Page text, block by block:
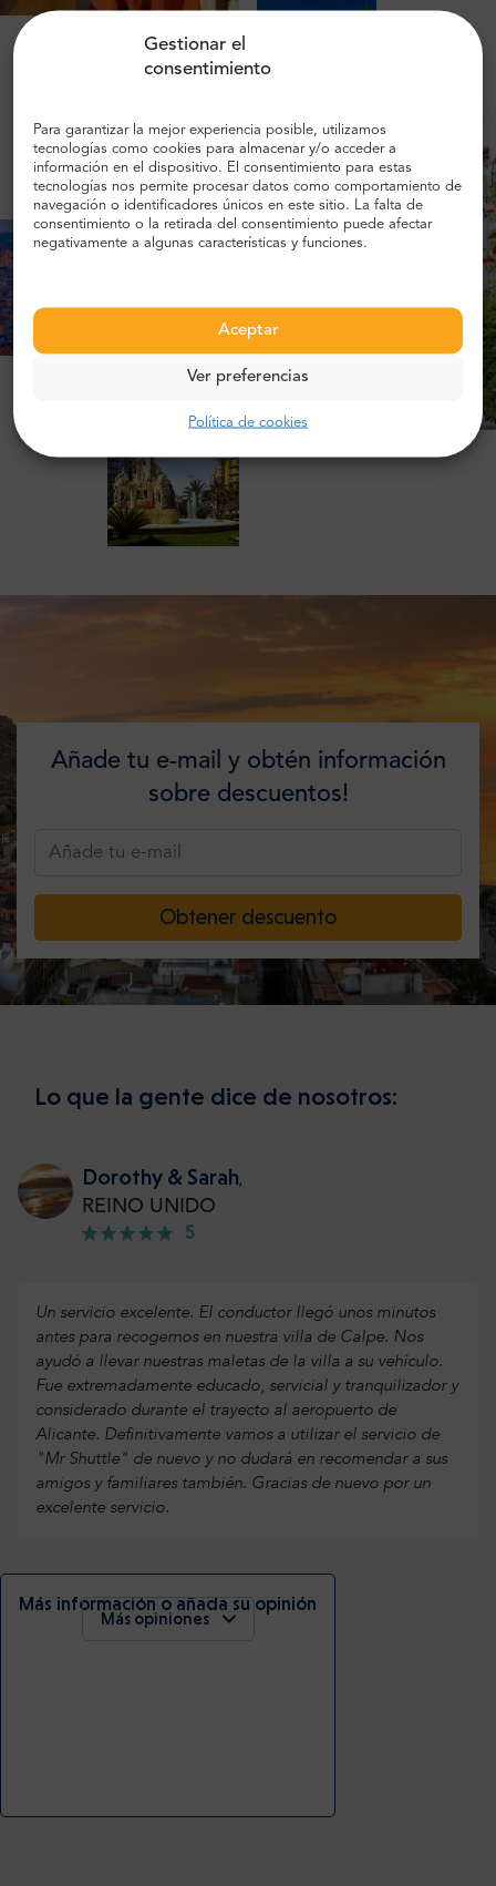
Gestionar el
consentimiento
Para garantizar la mejor experiencia posible, utilizamos
tecnologías como cookies para almacenar y/o acceder a
información en el dispositivo. El consentimiento para estas
tecnologías nos permite procesar datos como comportamiento de
navegación o identificadores únicos en este sitio. La falta de
consentimiento o la retirada del consentimiento puede afectar
negativamente a algunas características y funciones.
Aceptar
Ver preferencias
Política de cookies
Añade tu e-mail y obtén información
sobre descuentos!
Obtener descuento
Lo que la gente dice de nosotros:
Dorothy & Sarah,
REINO UNIDO
5
Un servicio excelente. El conductor llegó unos minutos
antes para recogernos en nuestra villa de Calpe. Nos
ayudó a llevar nuestras maletas de la villa a su vehículo.
Fue extremadamente educado, servicial y tranquilizador y
considerado durante el trayecto al aeropuerto de
Alicante. Definitivamente vamos a utilizar el servicio de
"Mr Shuttle" de nuevo y no dudará en recomendar a sus
amigos y familiares también. Gracias de nuevo por un
excelente servicio.
Más información o añada su opinión
Más opiniones